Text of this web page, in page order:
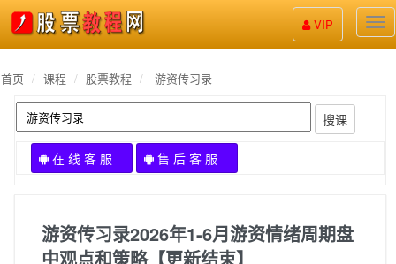
股
票
VIP
首页 课程 股票教程 游资传习录
搜课
在 线 客 服 售 后 客 服
游资传习录2026年1-6月游资情绪周期盘
中观点和策略【更新结束】